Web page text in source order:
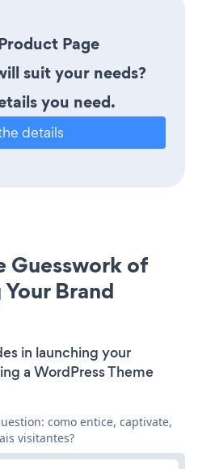
Page
suit your needs?
you need.
details
Guesswork of
Brand
in launching your
a WordPress Theme
como entice, captivate,
visitantes?